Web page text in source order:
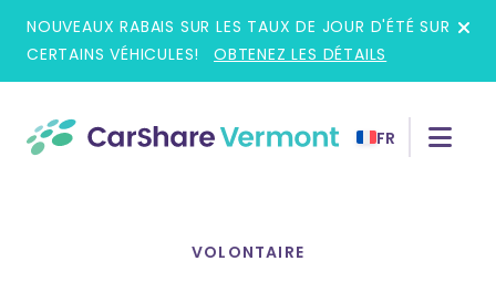
content
NOUVEAUX RABAIS SUR LES TAUX DE JOUR D'ÉTÉ SUR
CERTAINS VÉHICULES!
OBTENEZ LES DÉTAILS
FR
VOLONTAIRE